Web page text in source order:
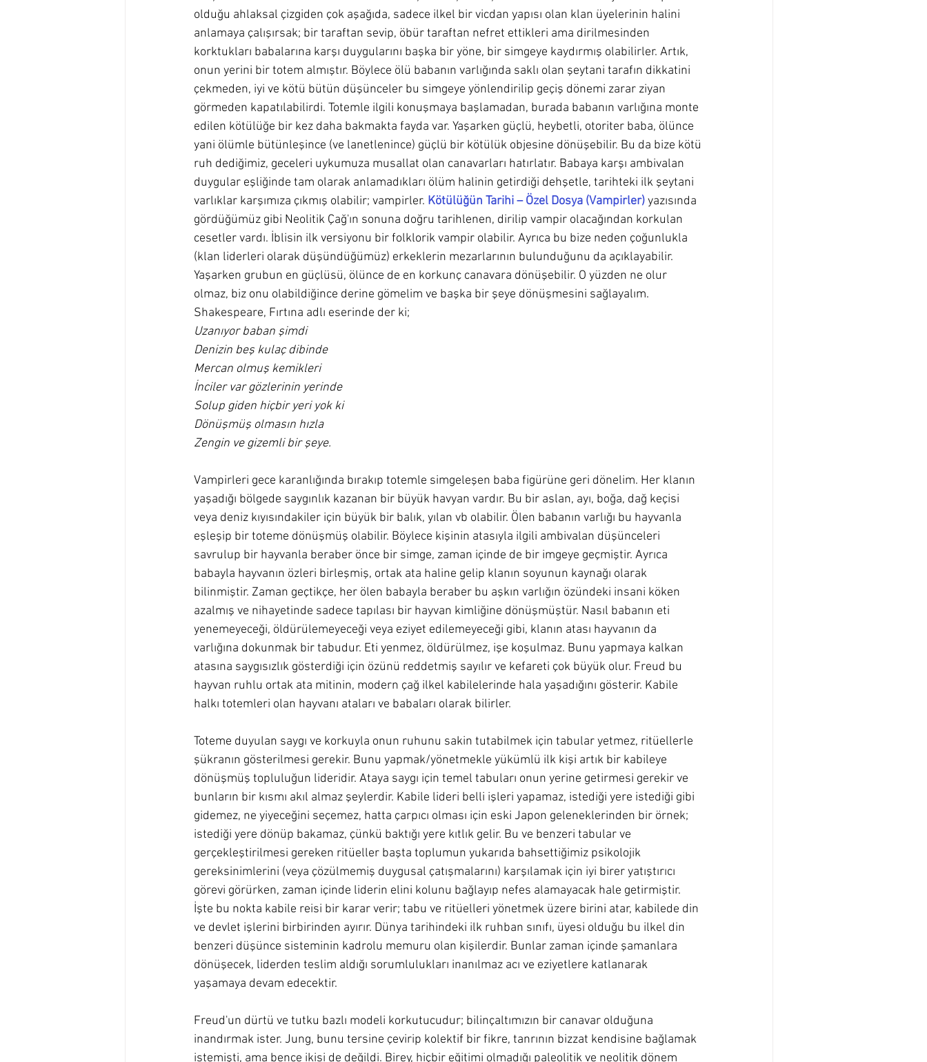
olduğu ahlaksal çizgiden çok aşağıda, sadece ilkel bir vicdan yapısı olan klan üyelerinin halini
anlamaya çalışırsak; bir taraftan sevip, öbür taraftan nefret ettikleri ama dirilmesinden
korktukları babalarına karşı duygularını başka bir yöne, bir simgeye kaydırmış olabilirler. Artık,
onun yerini bir totem almıştır. Böylece ölü babanın varlığında saklı olan şeytani tarafın dikkatini
çekmeden, iyi ve kötü bütün düşünceler bu simgeye yönlendirilip geçiş dönemi zarar ziyan
görmeden kapatılabilirdi. Totemle ilgili konuşmaya başlamadan, burada babanın varlığına monte
edilen kötülüğe bir kez daha bakmakta fayda var. Yaşarken güçlü, heybetli, otoriter baba, ölünce
yani ölümle bütünleşince (ve lanetlenince) güçlü bir kötülük objesine dönüşebilir. Bu da bize kötü
ruh dediğimiz, geceleri uykumuza musallat olan canavarları hatırlatır. Babaya karşı ambivalan
duygular eşliğinde tam olarak anlamadıkları ölüm halinin getirdiği dehşetle, tarihteki ilk şeytani
varlıklar karşımıza çıkmış olabilir; vampirler. Kötülüğün Tarihi – Özel Dosya (Vampirler) yazısında
gördüğümüz gibi Neolitik Çağ'ın sonuna doğru tarihlenen, dirilip vampir olacağından korkulan
cesetler vardı. İblisin ilk versiyonu bir folklorik vampir olabilir. Ayrıca bu bize neden çoğunlukla
(klan liderleri olarak düşündüğümüz) erkeklerin mezarlarının bulunduğunu da açıklayabilir.
Yaşarken grubun en güçlüsü, ölünce de en korkunç canavara dönüşebilir. O yüzden ne olur
olmaz, biz onu olabildiğince derine gömelim ve başka bir şeye dönüşmesini sağlayalım.
Shakespeare, Fırtına adlı eserinde der ki;
Uzanıyor baban şimdi
Denizin beş kulaç dibinde
Mercan olmuş kemikleri
İnciler var gözlerinin yerinde
Solup giden hiçbir yeri yok ki
Dönüşmüş olmasın hızla
Zengin ve gizemli bir şeye.
Vampirleri gece karanlığında bırakıp totemle simgeleşen baba figürüne geri dönelim. Her klanın
yaşadığı bölgede saygınlık kazanan bir büyük havyan vardır. Bu bir aslan, ayı, boğa, dağ keçisi
veya deniz kıyısındakiler için büyük bir balık, yılan vb olabilir. Ölen babanın varlığı bu hayvanla
eşleşip bir toteme dönüşmüş olabilir. Böylece kişinin atasıyla ilgili ambivalan düşünceleri
savrulup bir hayvanla beraber önce bir simge, zaman içinde de bir imgeye geçmiştir. Ayrıca
babayla hayvanın özleri birleşmiş, ortak ata haline gelip klanın soyunun kaynağı olarak
bilinmiştir. Zaman geçtikçe, her ölen babayla beraber bu aşkın varlığın özündeki insani köken
azalmış ve nihayetinde sadece tapılası bir hayvan kimliğine dönüşmüştür. Nasıl babanın eti
yenemeyeceği, öldürülemeyeceği veya eziyet edilemeyeceği gibi, klanın atası hayvanın da
varlığına dokunmak bir tabudur. Eti yenmez, öldürülmez, işe koşulmaz. Bunu yapmaya kalkan
atasına saygısızlık gösterdiği için özünü reddetmiş sayılır ve kefareti çok büyük olur. Freud bu
hayvan ruhlu ortak ata mitinin, modern çağ ilkel kabilelerinde hala yaşadığını gösterir. Kabile
halkı totemleri olan hayvanı ataları ve babaları olarak bilirler.
Toteme duyulan saygı ve korkuyla onun ruhunu sakin tutabilmek için tabular yetmez, ritüellerle
şükranın gösterilmesi gerekir. Bunu yapmak/yönetmekle yükümlü ilk kişi artık bir kabileye
dönüşmüş topluluğun lideridir. Ataya saygı için temel tabuları onun yerine getirmesi gerekir ve
bunların bir kısmı akıl almaz şeylerdir. Kabile lideri belli işleri yapamaz, istediği yere istediği gibi
gidemez, ne yiyeceğini seçemez, hatta çarpıcı olması için eski Japon geleneklerinden bir örnek;
istediği yere dönüp bakamaz, çünkü baktığı yere kıtlık gelir. Bu ve benzeri tabular ve
gerçekleştirilmesi gereken ritüeller başta toplumun yukarıda bahsettiğimiz psikolojik
gereksinimlerini (veya çözülmemiş duygusal çatışmalarını) karşılamak için iyi birer yatıştırıcı
görevi görürken, zaman içinde liderin elini kolunu bağlayıp nefes alamayacak hale getirmiştir.
İşte bu nokta kabile reisi bir karar verir; tabu ve ritüelleri yönetmek üzere birini atar, kabilede din
ve devlet işlerini birbirinden ayırır. Dünya tarihindeki ilk ruhban sınıfı, üyesi olduğu bu ilkel din
benzeri düşünce sisteminin kadrolu memuru olan kişilerdir. Bunlar zaman içinde şamanlara
dönüşecek, liderden teslim aldığı sorumlulukları inanılmaz acı ve eziyetlere katlanarak
yaşamaya devam edecektir.
Freud'un dürtü ve tutku bazlı modeli korkutucudur; bilinçaltımızın bir canavar olduğuna
inandırmak ister. Jung, bunu tersine çevirip kolektif bir fikre, tanrının bizzat kendisine bağlamak
istemişti, ama bence ikisi de değildi. Birey, hiçbir eğitimi olmadığı paleolitik ve neolitik dönem